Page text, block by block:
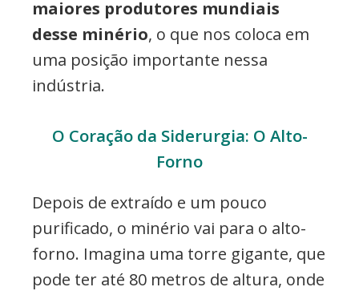
maiores produtores mundiais
desse minério, o que nos coloca em
uma posição importante nessa
indústria.
O Coração da Siderurgia: O Alto-
Forno
Depois de extraído e um pouco
purificado, o minério vai para o alto-
forno. Imagina uma torre gigante, que
pode ter até 80 metros de altura, onde